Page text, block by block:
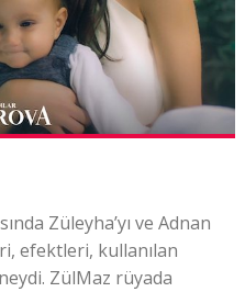
Züleyha’yı ve Adnan
efektleri, kullanılan
ZülMaz rüyada